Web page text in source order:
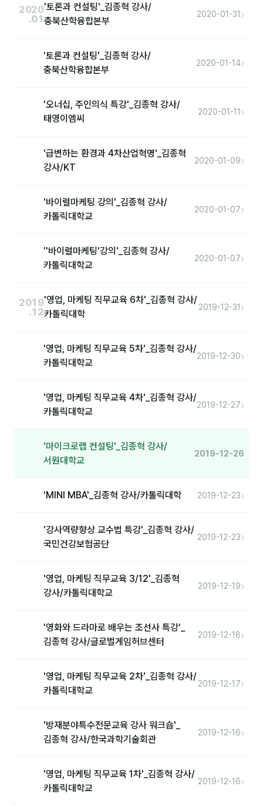
대면교육 후기
고객사 레퍼런스
온라인강의 수강 후기
전체 도구
제안·영업
마케팅
B2B 영업도구
용어사전
트렌드 리포트
문서자료실
영상자료실
등급 · 포인트
공지사항
2020
.01
'토론과 컨설팅'_김종혁 강사/
충북산학융합본부
2020-01-31 ›
'토론과 컨설팅'_김종혁 강사/
충북산학융합본부
2020-01-14›
'오너십, 주인의식 특강'_김종혁 강사/
태영이엠씨
2020-01-11 ›
'급변하는 환경과 4차산업혁명'_김종혁
강사/KT
2020-01-09›
'바이럴마케팅 강의'_김종혁 강사/
카톨릭대학교
2020-01-07›
''바이럴마케팅'강의'_김종혁 강사/
카톨릭대학교
2020-01-07›
2019
.12
'영업, 마케팅 직무교육 6차'_김종혁 강사/
카톨릭대학
2019-12-31 ›
'영업, 마케팅 직무교육 5차'_김종혁 강사/
카톨릭대학교
2019-12-30›
'영업, 마케팅 직무교육 4차'_김종혁 강사/
카톨릭대학교
2019-12-27›
'마이크로랩 컨설팅'_김종혁 강사/
서원대학교
2019-12-26
'MINI MBA'_김종혁 강사/카톨릭대학 2019-12-23›
'강사역량향상 교수법 특강'_김종혁 강사/
국민건강보험공단
2019-12-23›
'영업, 마케팅 직무교육 3/12'_김종혁
강사/카톨릭대학교
2019-12-19›
'영화와 드라마로 배우는 조선사 특강'_
김종혁 강사/글로벌게임허브센터
2019-12-18›
'영업, 마케팅 직무교육 2차'_김종혁 강사/
카톨릭대학교
2019-12-17›
'방재분야특수전문교육 강사 워크숍'_
김종혁 강사/한국과학기술회관
2019-12-16›
'영업, 마케팅 직무교육 1차'_김종혁 강사/
카톨릭대학교
2019-12-16›